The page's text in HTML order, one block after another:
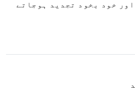
خود بخود تجدید ہوجاتے